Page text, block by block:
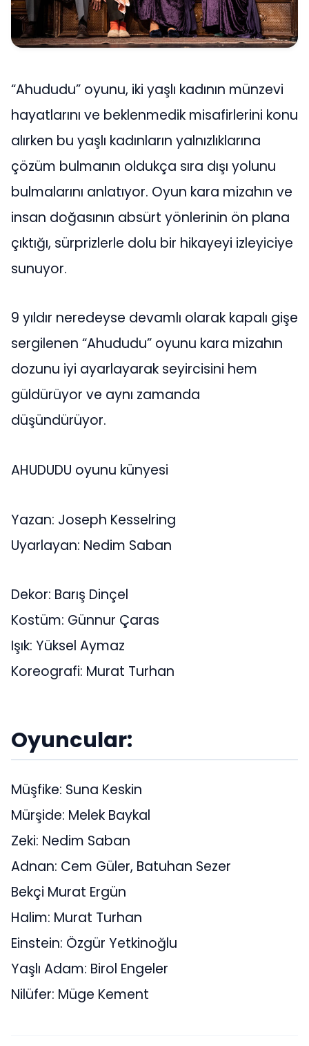
“Ahududu” oyunu, iki yaşlı kadının münzevi
hayatlarını ve beklenmedik misafirlerini konu
alırken bu yaşlı kadınların yalnızlıklarına
çözüm bulmanın oldukça sıra dışı yolunu
bulmalarını anlatıyor. Oyun kara mizahın ve
insan doğasının absürt yönlerinin ön plana
çıktığı, sürprizlerle dolu bir hikayeyi izleyiciye
sunuyor.
9 yıldır neredeyse devamlı olarak kapalı gişe
sergilenen “Ahududu” oyunu kara mizahın
dozunu iyi ayarlayarak seyircisini hem
güldürüyor ve aynı zamanda
düşündürüyor.
AHUDUDU oyunu künyesi
Yazan: Joseph Kesselring
Uyarlayan: Nedim Saban
Dekor: Barış Dinçel
Kostüm: Günnur Çaras
Işık: Yüksel Aymaz
Koreografi: Murat Turhan
Oyuncular:
Müşfike: Suna Keskin
Mürşide: Melek Baykal
Zeki: Nedim Saban
Adnan: Cem Güler, Batuhan Sezer
Bekçi Murat Ergün
Halim: Murat Turhan
Einstein: Özgür Yetkinoğlu
Yaşlı Adam: Birol Engeler
Nilüfer: Müge Kement